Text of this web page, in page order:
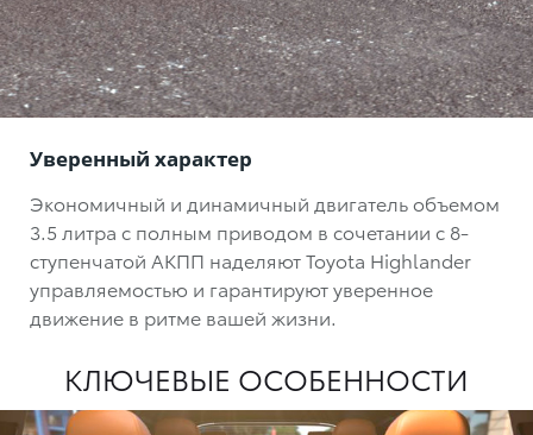
Уверенный характер
Экономичный и динамичный двигатель объемом
3.5 литра с полным приводом в сочетании с 8-
ступенчатой АКПП наделяют Toyota Highlander
управляемостью и гарантируют уверенное
движение в ритме вашей жизни.
КЛЮЧЕВЫЕ ОСОБЕННОСТИ